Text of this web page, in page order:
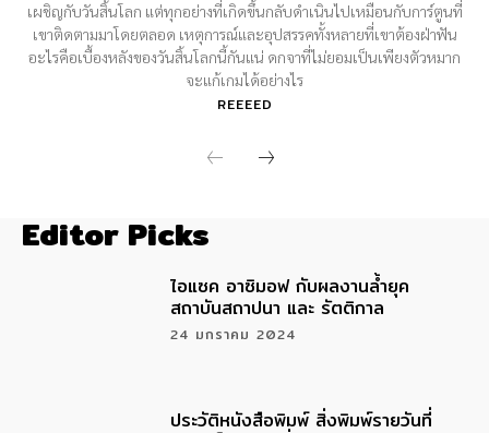
เผชิญกับวันสิ้นโลก แต่ทุกอย่างที่เกิดขึ้นกลับดำเนินไปเหมือนกับการ์ตูนที่
เขาติดตามมาโดยตลอด เหตุการณ์และอุปสรรคทั้งหลายที่เขาต้องฝ่าฟัน
อะไรคือเบื้องหลังของวันสิ้นโลกนี้กันแน่ ดกจาที่ไม่ยอมเป็นเพียงตัวหมาก
จะแก้เกมได้อย่างไร
REEEED
Editor Picks
ไอแซค อาซิมอฟ กับผลงานล้ำยุค
สถาบันสถาปนา และ รัตติกาล
24 มกราคม 2024
ประวัติหนังสือพิมพ์ สิ่งพิมพ์รายวันที่